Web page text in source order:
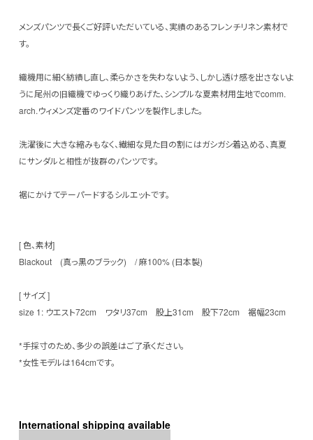
メンズパンツで長くご好評いただいている、実績のあるフレンチリネン素材で
す。
織機用に細く紡績し直し、柔らかさを失わないよう、しかし透け感を出さないよ
うに尾州の旧織機でゆっくり織りあげた、シンプルな夏素材用生地でcomm.
arch.ウィメンズ定番のワイドパンツを製作しました。
洗濯後に大きな縮みもなく、繊細な見た目の割にはガシガシ着込める、真夏
にサンダルと相性が抜群のパンツです。
裾にかけてテーパードするシルエットです。
[ 色、素材]
Blackout (真っ黒のブラック) / 麻100% (日本製)
[ サイズ ]
size 1: ウエスト72cm ワタリ37cm 股上31cm 股下72cm 裾幅23cm
*手採寸のため、多少の誤差はご了承ください。
*女性モデルは164cmです。
International shipping available